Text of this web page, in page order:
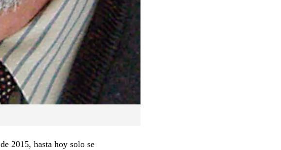
de 2015, hasta hoy solo se